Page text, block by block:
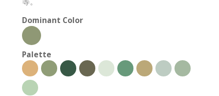
Dominant Color
Palette